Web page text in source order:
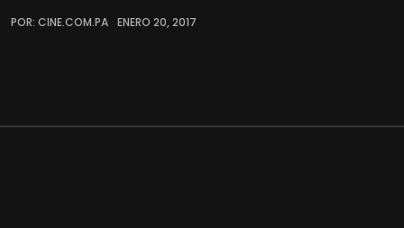
POR: CINE.COM.PA ENERO 20, 2017